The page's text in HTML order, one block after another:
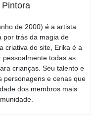
de 2000) é a artista
por trás da magia de
criativa do site, Erika é a
todas as
crianças. Seu talento e
personagens e cenas que
dos membros mais